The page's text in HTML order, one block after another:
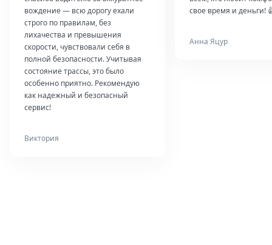
вождение — всю дорогу ехали
строго по правилам, без
лихачества и превышения
скорости, чувствовали себя в
полной безопасности. Учитывая
состояние трассы, это было
особенно приятно. Рекомендую
как надежный и безопасный
сервис!
Виктория
свое время и деньги!
Анна Яцур